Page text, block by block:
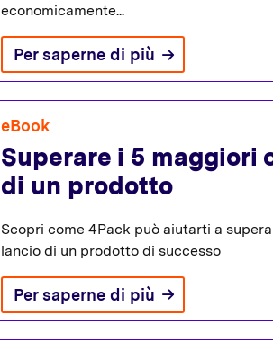
economicamente...
Per saperne di più
eBook
Superare i 5 maggiori
di un prodotto
Scopri come 4Pack può aiutarti a
lancio di un prodotto di successo
Per saperne di più